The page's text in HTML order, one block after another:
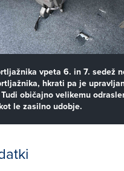
vpeta 6. in 7. sedež
hkrati pa je
običajno velikemu
le zasilno udobje.